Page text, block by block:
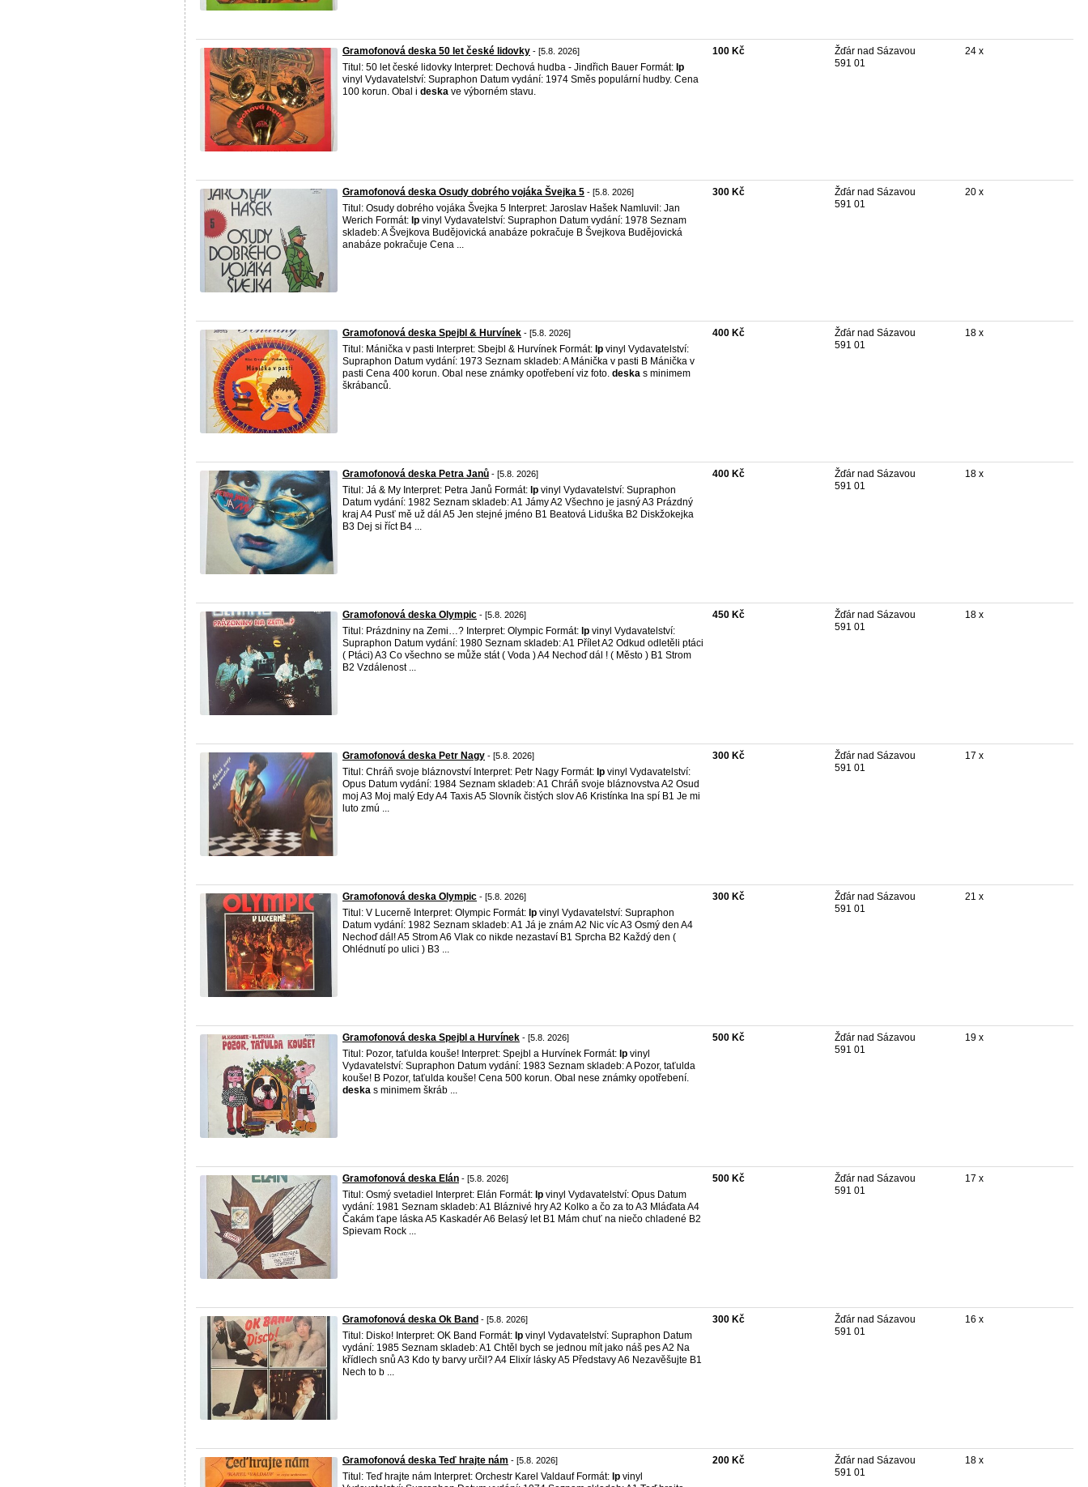
Gramofonová deska 50 let české lidovky - [5.8. 2026]
Titul: 50 let české lidovky Interpret: Dechová hudba - Jindřich Bauer Formát: lp
vinyl Vydavatelství: Supraphon Datum vydání: 1974 Směs populární hudby. Cena
100 korun. Obal i deska ve výborném stavu.
100 Kč
Žďár nad Sázavou
591 01
24 x
Gramofonová deska Osudy dobrého vojáka Švejka 5 - [5.8. 2026]
Titul: Osudy dobrého vojáka Švejka 5 Interpret: Jaroslav Hašek Namluvil: Jan
Werich Formát: lp vinyl Vydavatelství: Supraphon Datum vydání: 1978 Seznam
skladeb: A Švejkova Budějovická anabáze pokračuje B Švejkova Budějovická
anabáze pokračuje Cena ...
300 Kč
Žďár nad Sázavou
591 01
20 x
Gramofonová deska Spejbl & Hurvínek - [5.8. 2026]
Titul: Mánička v pasti Interpret: Sbejbl & Hurvínek Formát: lp vinyl Vydavatelství:
Supraphon Datum vydání: 1973 Seznam skladeb: A Mánička v pasti B Mánička v
pasti Cena 400 korun. Obal nese známky opotřebení viz foto. deska s minimem
škrábanců.
400 Kč
Žďár nad Sázavou
591 01
18 x
Gramofonová deska Petra Janů - [5.8. 2026]
Titul: Já & My Interpret: Petra Janů Formát: lp vinyl Vydavatelství: Supraphon
Datum vydání: 1982 Seznam skladeb: A1 Jámy A2 Všechno je jasný A3 Prázdný
kraj A4 Pusť mě už dál A5 Jen stejné jméno B1 Beatová Liduška B2 Diskžokejka
B3 Dej si říct B4 ...
400 Kč
Žďár nad Sázavou
591 01
18 x
Gramofonová deska Olympic - [5.8. 2026]
Titul: Prázdniny na Zemi…? Interpret: Olympic Formát: lp vinyl Vydavatelství:
Supraphon Datum vydání: 1980 Seznam skladeb: A1 Přílet A2 Odkud odletěli ptáci
( Ptáci) A3 Co všechno se může stát ( Voda ) A4 Nechoď dál ! ( Město ) B1 Strom
B2 Vzdálenost ...
450 Kč
Žďár nad Sázavou
591 01
18 x
Gramofonová deska Petr Nagy - [5.8. 2026]
Titul: Chráň svoje bláznovství Interpret: Petr Nagy Formát: lp vinyl Vydavatelství:
Opus Datum vydání: 1984 Seznam skladeb: A1 Chráň svoje bláznovstva A2 Osud
moj A3 Moj malý Edy A4 Taxis A5 Slovník čistých slov A6 Kristínka Ina spí B1 Je mi
luto zmú ...
300 Kč
Žďár nad Sázavou
591 01
17 x
Gramofonová deska Olympic - [5.8. 2026]
Titul: V Lucerně Interpret: Olympic Formát: lp vinyl Vydavatelství: Supraphon
Datum vydání: 1982 Seznam skladeb: A1 Já je znám A2 Nic víc A3 Osmý den A4
Nechoď dál! A5 Strom A6 Vlak co nikde nezastaví B1 Sprcha B2 Každý den (
Ohlédnutí po ulici ) B3 ...
300 Kč
Žďár nad Sázavou
591 01
21 x
Gramofonová deska Spejbl a Hurvínek - [5.8. 2026]
Titul: Pozor, taťulda kouše! Interpret: Spejbl a Hurvínek Formát: lp vinyl
Vydavatelství: Supraphon Datum vydání: 1983 Seznam skladeb: A Pozor, taťulda
kouše! B Pozor, taťulda kouše! Cena 500 korun. Obal nese známky opotřebení.
deska s minimem škráb ...
500 Kč
Žďár nad Sázavou
591 01
19 x
Gramofonová deska Elán - [5.8. 2026]
Titul: Osmý svetadiel Interpret: Elán Formát: lp vinyl Vydavatelství: Opus Datum
vydání: 1981 Seznam skladeb: A1 Bláznivé hry A2 Kolko a čo za to A3 Mláďata A4
Čakám ťape láska A5 Kaskadér A6 Belasý let B1 Mám chuť na niečo chladené B2
Spievam Rock ...
500 Kč
Žďár nad Sázavou
591 01
17 x
Gramofonová deska Ok Band - [5.8. 2026]
Titul: Disko! Interpret: OK Band Formát: lp vinyl Vydavatelství: Supraphon Datum
vydání: 1985 Seznam skladeb: A1 Chtěl bych se jednou mít jako náš pes A2 Na
křídlech snů A3 Kdo ty barvy určil? A4 Elixír lásky A5 Představy A6 Nezavěšujte B1
Nech to b ...
300 Kč
Žďár nad Sázavou
591 01
16 x
Gramofonová deska Teď hrajte nám - [5.8. 2026]
Titul: Teď hrajte nám Interpret: Orchestr Karel Valdauf Formát: lp vinyl
200 Kč
Žďár nad Sázavou
591 01
18 x